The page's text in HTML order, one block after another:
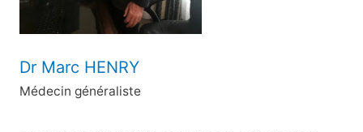
Dr Marc HENRY
Médecin généraliste